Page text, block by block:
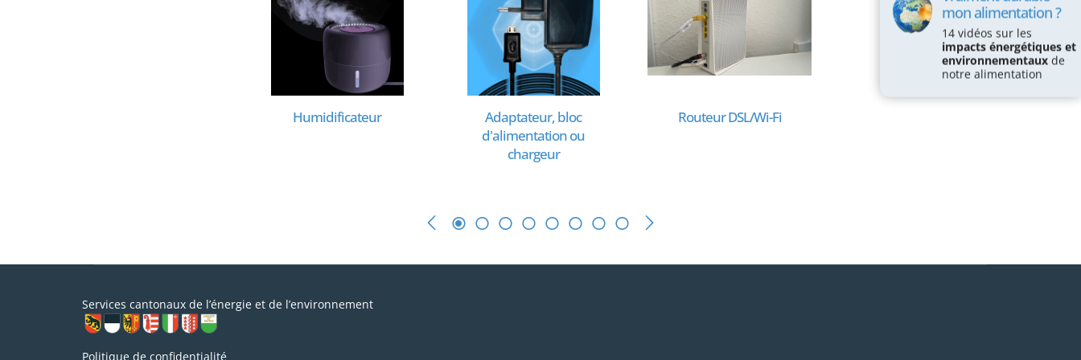
Humidificateur
Adaptateur, bloc
d'alimentation ou
chargeur
Routeur DSL/Wi-Fi
Services cantonaux de l’énergie et de l’environnement
Politique de confidentialité
mon alimentation ?
14 vidéos sur les
impacts énergétiques et
environnementaux de
notre alimentation